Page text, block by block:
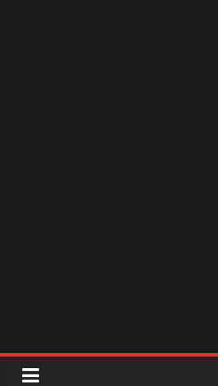
ลพบุรี
สถานี